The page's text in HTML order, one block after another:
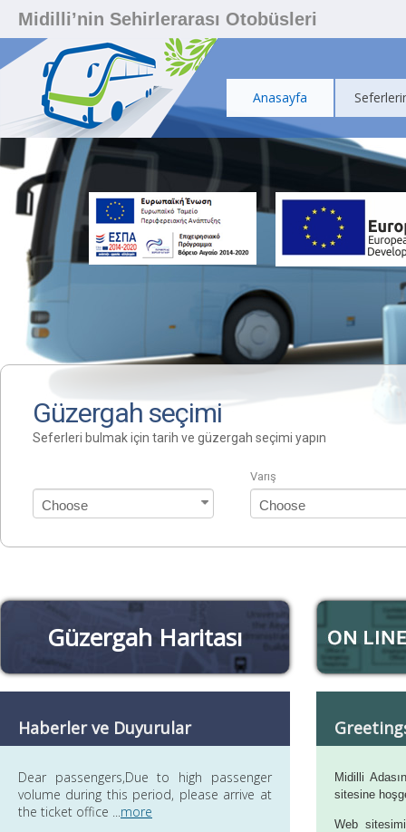
Midilli’nin Sehirlerarası Otobüsleri
Anasayfa
Güzergah seçimi
Seferleri bulmak için tarih ve güzergah seçimi yapın
Varış
Güzergah Haritası
Haberler ve Duyurular
Dear passengers,Due to high passenger
volume during this period, please arrive at
the ticket office ...more
Midilli
sitesine
Web